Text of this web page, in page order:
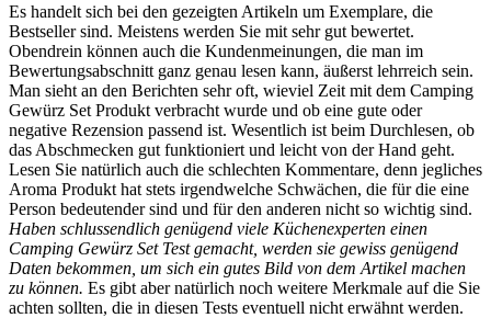
Es handelt sich bei den gezeigten Artikeln um Exemplare, die
Bestseller sind. Meistens werden Sie mit sehr gut bewertet.
Obendrein können auch die Kundenmeinungen, die man im
Bewertungsabschnitt ganz genau lesen kann, äußerst lehrreich sein.
Man sieht an den Berichten sehr oft, wieviel Zeit mit dem Camping
Gewürz Set Produkt verbracht wurde und ob eine gute oder
negative Rezension passend ist. Wesentlich ist beim Durchlesen, ob
das Abschmecken gut funktioniert und leicht von der Hand geht.
Lesen Sie natürlich auch die schlechten Kommentare, denn jegliches
Aroma Produkt hat stets irgendwelche Schwächen, die für die eine
Person bedeutender sind und für den anderen nicht so wichtig sind.
Haben schlussendlich genügend viele Küchenexperten einen
Camping Gewürz Set Test gemacht, werden sie gewiss genügend
Daten bekommen, um sich ein gutes Bild von dem Artikel machen
zu können. Es gibt aber natürlich noch weitere Merkmale auf die Sie
achten sollten, die in diesen Tests eventuell nicht erwähnt werden.